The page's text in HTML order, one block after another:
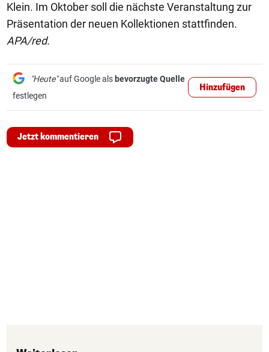
Klein. Im Oktober soll die nächste Veranstaltung zur
Präsentation der neuen Kollektionen stattfinden.
APA/red.
"Heute"auf Google als bevorzugte Quelle
festlegen
Hinzufügen
Jetzt kommentieren